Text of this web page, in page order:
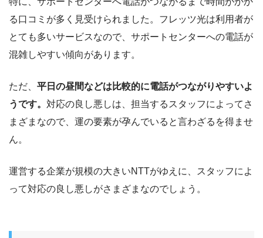
る口コミが多く見受けられました。フレッツ光は利用者が
とても多いサービスなので、サポートセンターへの電話が
混雑しやすい傾向があります。
ただ、 平日の昼間などは比較的に電話がつながりやすいよ
うです。 対応の良し悪しは、担当するスタッフによってさ
まざまなので、運の要素が孕んでいると言わざるを得ませ
ん。
運営する企業が規模の大きいNTTがゆえに、スタッフによ
って対応の良し悪しがさまざまなのでしょう。